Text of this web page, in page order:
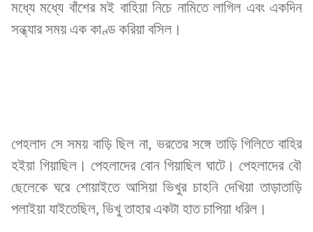
মধ্যে মধ্যে বাঁশের মই বাহিয়া নিচে নামিতে লাগিল এবং একদিন
সন্ধ্যার সময় এক কাণ্ড করিয়া বসিল।
পেহলাদ সে সময় বাড়ি ছিল না, ভরতের সঙ্গে তাড়ি গিলিতে বাহির
হইয়া গিয়াছিল। পেহলাদের বোন গিয়াছিল ঘাটে। পেহলাদের বৌ
ছেলেকে ঘরে শোয়াইতে আসিয়া ভিখুর চাহনি দেখিয়া তাড়াতাড়ি
পলাইয়া যাইতেছিল, ভিখু তাহার একটা হাত চাপিয়া ধরিল।